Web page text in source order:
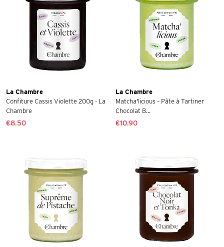
La Chambre
Confiture Cassis Violette 200g - La
Chambre
€8.50
La Chambre
Matcha'licious – Pâte à Tartiner
Chocolat B...
€10.90